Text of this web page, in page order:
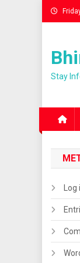
Skip
to
Stay
Log